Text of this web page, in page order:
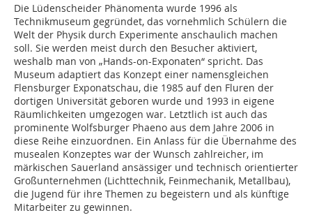
Die Lüdenscheider Phänomenta wurde 1996 als
Technikmuseum gegründet, das vornehmlich Schülern die
Welt der Physik durch Experimente anschaulich machen
soll. Sie werden meist durch den Besucher aktiviert,
weshalb man von „Hands-on-Exponaten“ spricht. Das
Museum adaptiert das Konzept einer namensgleichen
Flensburger Exponatschau, die 1985 auf den Fluren der
dortigen Universität geboren wurde und 1993 in eigene
Räumlichkeiten umgezogen war. Letztlich ist auch das
prominente Wolfsburger Phaeno aus dem Jahre 2006 in
diese Reihe einzuordnen. Ein Anlass für die Übernahme des
musealen Konzeptes war der Wunsch zahlreicher, im
märkischen Sauerland ansässiger und technisch orientierter
Großunternehmen (Lichttechnik, Feinmechanik, Metallbau),
die Jugend für ihre Themen zu begeistern und als künftige
Mitarbeiter zu gewinnen.